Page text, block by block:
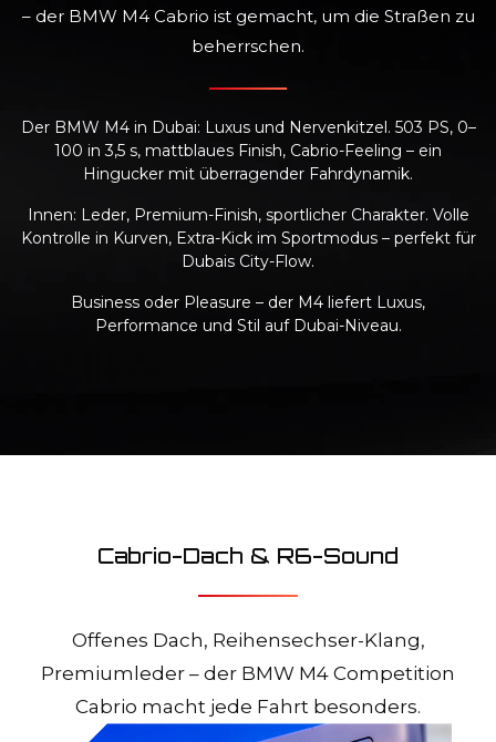
– der BMW M4 Cabrio ist gemacht, um die Straßen zu
beherrschen.
Der BMW M4 in Dubai: Luxus und Nervenkitzel. 503 PS, 0–
100 in 3,5 s, mattblaues Finish, Cabrio-Feeling – ein
Hingucker mit überragender Fahrdynamik.
Innen: Leder, Premium-Finish, sportlicher Charakter. Volle
Kontrolle in Kurven, Extra-Kick im Sportmodus – perfekt für
Dubais City-Flow.
Business oder Pleasure – der M4 liefert Luxus,
Performance und Stil auf Dubai-Niveau.
Cabrio-Dach & R6-Sound
Offenes Dach, Reihensechser-Klang,
Premiumleder – der BMW M4 Competition
Cabrio macht jede Fahrt besonders.